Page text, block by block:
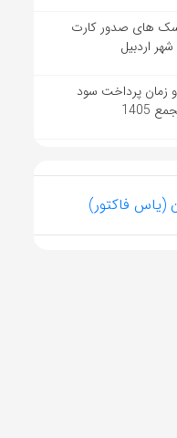
های صدور کارت
اردبیل
زمان پرداخت سود
(یاس فاکتور)